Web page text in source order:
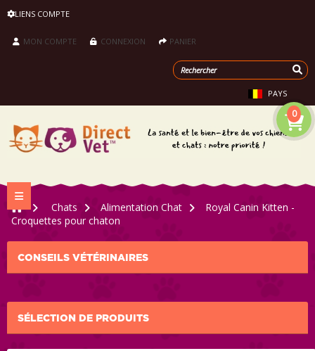
LIENS COMPTE
MON COMPTE CONNEXION PANIER
PAYS
0
Navigation bascule
>
Chats > Alimentation Chat >
Royal Canin Kitten -
Croquettes pour chaton
CONSEILS VÉTÉRINAIRES
SÉLECTION DE PRODUITS